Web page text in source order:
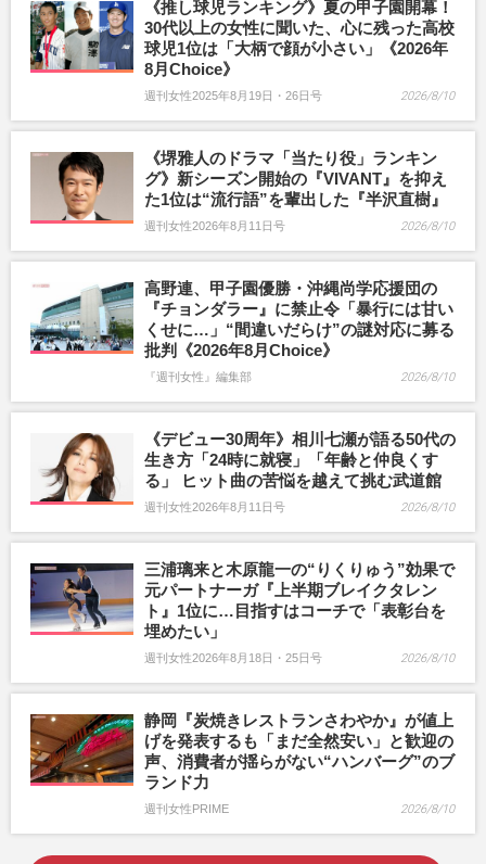
《推し球児ランキング》夏の甲子園開幕！
30代以上の女性に聞いた、心に残った高校
球児1位は「大柄で顔が小さい」《2026年
8月Choice》
週刊女性2025年8月19日・26日号 2026/8/10
《堺雅人のドラマ「当たり役」ランキン
グ》新シーズン開始の『VIVANT』を抑え
た1位は“流行語”を輩出した『半沢直樹』
週刊女性2026年8月11日号 2026/8/10
高野連、甲子園優勝・沖縄尚学応援団の
『チョンダラー』に禁止令「暴行には甘い
くせに…」“間違いだらけ”の謎対応に募る
批判《2026年8月Choice》
『週刊女性』編集部 2026/8/10
《デビュー30周年》相川七瀬が語る50代の
生き方「24時に就寝」「年齢と仲良くす
る」 ヒット曲の苦悩を越えて挑む武道館
週刊女性2026年8月11日号 2026/8/10
三浦璃来と木原龍一の“りくりゅう”効果で
元パートナーガ『上半期ブレイクタレン
ト』1位に…目指すはコーチで「表彰台を
埋めたい」
週刊女性2026年8月18日・25日号 2026/8/10
静岡『炭焼きレストランさわやか』が値上
げを発表するも「まだ全然安い」と歓迎の
声、消費者が揺らがない“ハンバーグ”のブ
ランド力
週刊女性PRIME 2026/8/10